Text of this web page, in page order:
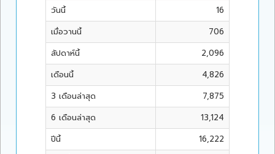
วันนี้
16
เมื่อวานนี้
706
สัปดาห์นี้
2,096
เดือนนี้
4,826
3 เดือนล่าสุด
7,875
6 เดือนล่าสุด
13,124
ปีนี้
16,222